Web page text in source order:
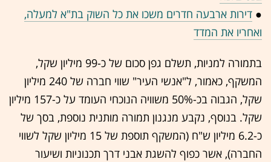
● דירות ארבעה חדרים משכו את כל השוק בת"א למעלה,
ואחריו את המדד
בתמורה למניות, תשלם גפן סכום של כ-99 מיליון שקל,
המשקף, כאמור, ל"אנשי העיר" שווי חברה של 240 מיליון
שקל, הגבוה בכ-50% משוויה הנוכחי העומד על כ-157 מיליון
שקל. בנוסף, נקבע מנגנון תמורה מותנית נוספת, בסך של
כ-6.2 מיליון ש"ח (המשקף תוספת של 15 מיליון שקל לשווי
החברה), אשר כפוף להשגת אבני דרך תכנוניות ושיעור